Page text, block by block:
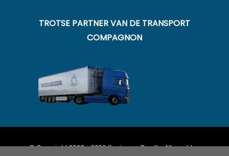
TROTSE PARTNER VAN DE TRANSPORT
COMPAGNON
© Copyright 2020 - 2026Koning en Drenth· Alle rechten